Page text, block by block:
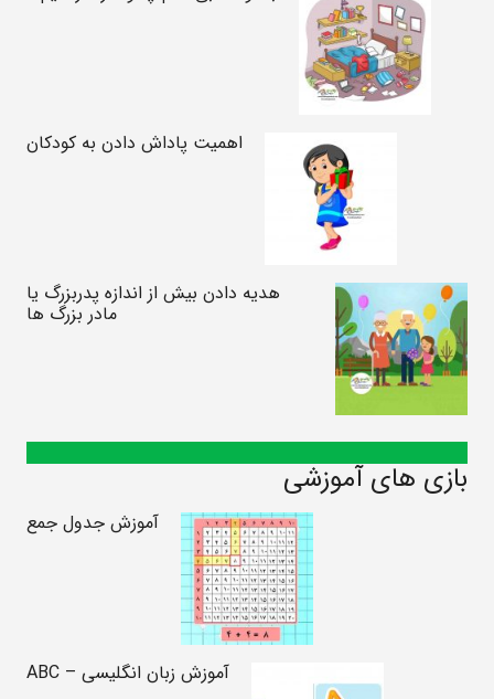
اهمیت پاداش دادن به کودکان
هدیه دادن بیش از اندازه پدربزرگ یا
مادر بزرگ ها
بازی های آموزشی
آموزش جدول جمع
آموزش زبان انگلیسی – ABC